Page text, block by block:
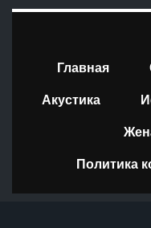
Главная
Акустика
Политика